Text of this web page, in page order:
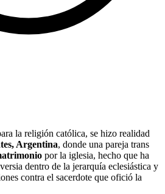
la religión católica, se hizo realidad
Argentina, donde una pareja trans
por la iglesia, hecho que ha
dentro de la jerarquía eclesiástica y
contra el sacerdote que ofició la